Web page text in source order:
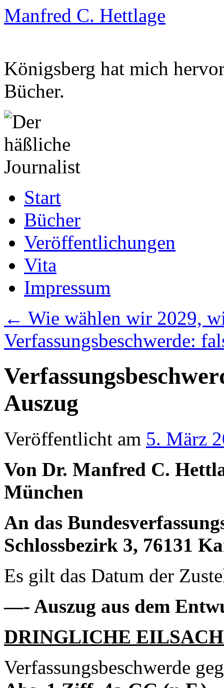
Manfred C. Hettlage
Königsberg hat mich
Bücher.
Inhalt
springenStart
Bücher
Veröffentlichungen
Vita
Impressum
← Wie wählen wir 2029,
Verfassungsbeschwerde:
Auszug
Veröffentlicht am 5. März
Von Dr. Manfred C.
München
An das
Schlossbezirk 3, 76131
Es gilt das Datum der
—- Auszug aus dem
DRINGLICHE
Verfassungsbeschwerde